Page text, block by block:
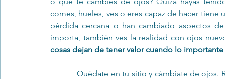
comes, hueles, ves o eres capaz de hacer
pérdida cercana o han cambiado aspectos
importa, también ves la realidad con ojos
cosas dejan de tener valor cuando lo
            Quédate en tu sitio y cámbiate de ojos. Reflexiona cada mañana, bastan tres minutos cuando te